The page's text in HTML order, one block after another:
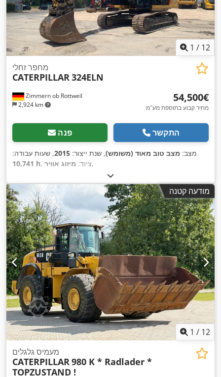
1 / 12
Zimmern ob Rottweil
2,924 km
מחפר זחלי
CATERPILLAR324ELN
‏54,500 ‏€
מחיר קבוע בתוספת מע"מ
פנה התקשר
מצב: מצב טוב מאוד (משומש), שנת ייצור: 2015, שעות עבודה:
10,741 h
, ציוד: מיזוג אוויר ,
מודעה קטנה
1 / 12
מעמיס גלגלים
CATERPILLAR980 K * Radlader *
TOPZUSTAND !